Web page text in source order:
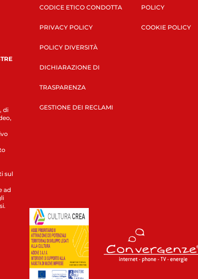
di
sul
ad
CODICE ETICO CONDOTTA
PRIVACY POLICY
POLICY DIVERSITÀ
DICHIARAZIONE DI
TRASPARENZA
GESTIONE DEI RECLAMI
POLICY
COOKIE POLICY